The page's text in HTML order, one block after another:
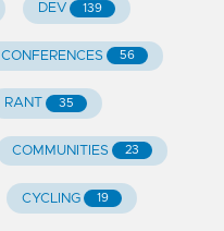
DEV 139
CONFERENCES 56
RANT 35
COMMUNITIES 23
CYCLING 19